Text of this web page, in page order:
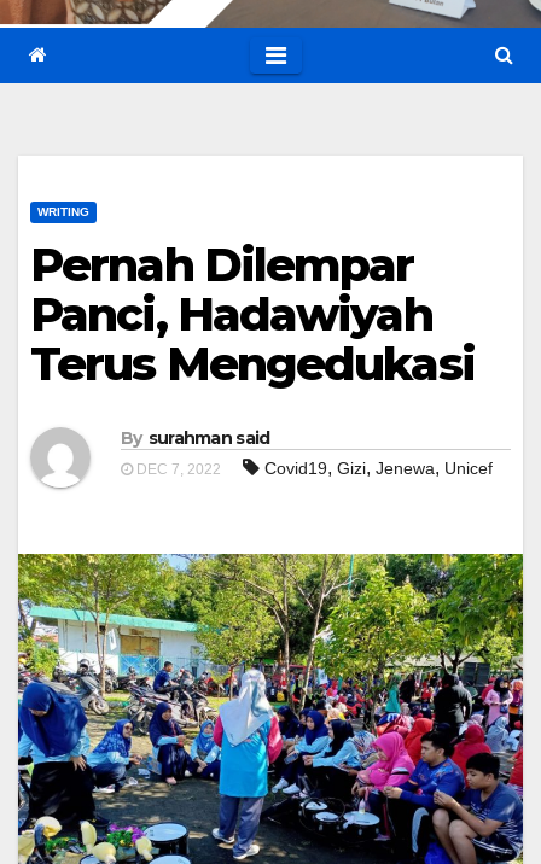
WRITING
Pernah Dilempar
Panci, Hadawiyah
Terus Mengedukasi
By surahman said
DEC 7, 2022 Covid19, Gizi, Jenewa, Unicef